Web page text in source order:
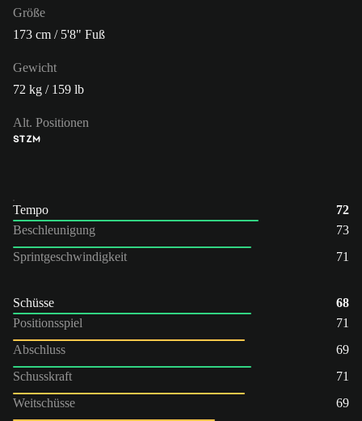
Größe
173 cm / 5'8" Fuß
Gewicht
72 kg / 159 lb
Alt. Positionen
STZM
Tempo
72
Beschleunigung
73
Sprintgeschwindigkeit
71
Schüsse
68
Positionsspiel
71
Abschluss
69
Schusskraft
71
Weitschüsse
69